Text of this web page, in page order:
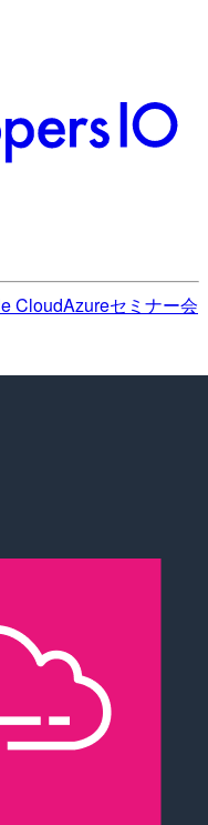
CloudAzureセミナー会